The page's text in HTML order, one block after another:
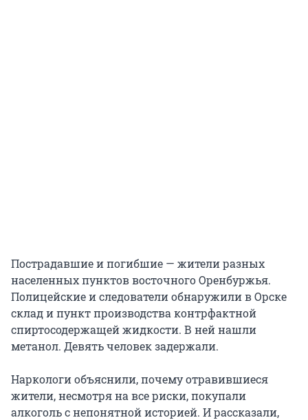
Пострадавшие и погибшие — жители разных
населенных пунктов восточного Оренбуржья.
Полицейские и следователи обнаружили в Орске
склад и пункт производства контрфактной
спиртосодержащей жидкости. В ней нашли
метанол. Девять человек задержали.
Наркологи объяснили, почему отравившиеся
жители, несмотря на все риски, покупали
алкоголь с непонятной историей. И рассказали,